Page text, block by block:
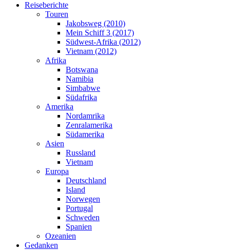
Reiseberichte
Touren
Jakobsweg (2010)
Mein Schiff 3 (2017)
Südwest-Afrika (2012)
Vietnam (2012)
Afrika
Botswana
Namibia
Simbabwe
Südafrika
Amerika
Nordamrika
Zenralamerika
Südamerika
Asien
Russland
Vietnam
Europa
Deutschland
Island
Norwegen
Portugal
Schweden
Spanien
Ozeanien
Gedanken